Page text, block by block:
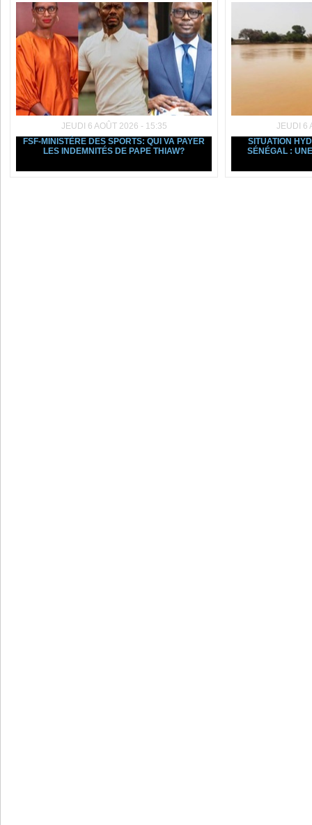
JEUDI 6 AOÛT 2026 - 15:35
FSF-MINISTÈRE DES SPORTS: QUI VA PAYER
LES INDEMNITÉS DE PAPE THIAW?
JEUDI 6
SITUATION
SÉNÉGAL :